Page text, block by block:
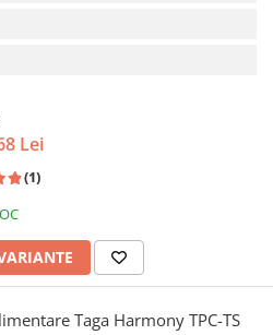
Lei
(1)
Taga Harmony TPC-TS